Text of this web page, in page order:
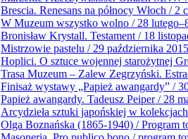
Brescia. Renesans na północy Włoch / 2
W Muzeum wszystko wolno / 28
Bronisław Krystall. Testament / 18
Mistrzowie pastelu / 29 października
Hoplici. O sztuce wojennej starożytnej
Trasa Muzeum – Zalew Zegrzyński.
Finisaż wystawy „Papież awangardy” /
Papież awangardy. Tadeusz Peiper / 28
Arcydzieła sztuki japońskiej w
Olga Boznańska (1865-1940) / Program